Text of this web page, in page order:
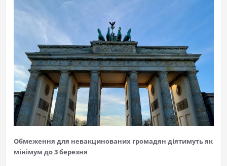
Обмеження для невакцинованих громадян діятимуть як
мінімум до 3 березня